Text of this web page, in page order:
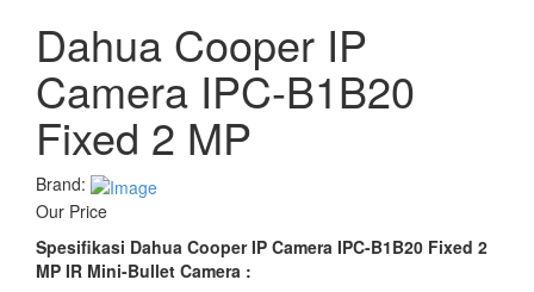
Dahua Cooper IP
Camera IPC-B1B20
Fixed 2 MP
Brand:
Our Price
Spesifikasi Dahua Cooper IP Camera IPC-B1B20 Fixed 2
MP IR Mini-Bullet Camera :